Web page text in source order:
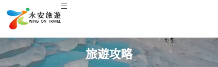
旅遊攻略